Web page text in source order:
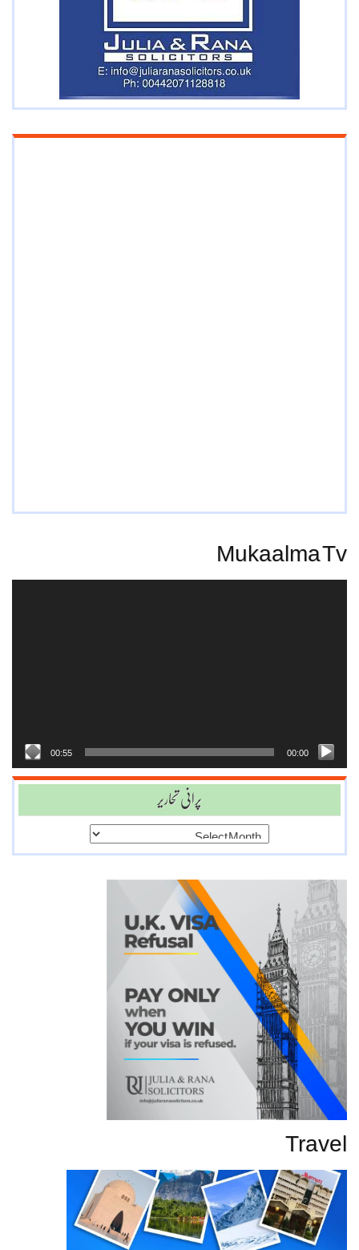
Mukaalma Tv
00:00
00:55
پرانی تحاریر
Travel